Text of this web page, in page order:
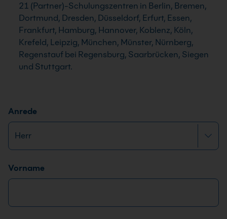
21 (Partner)-Schulungszentren in Berlin, Bremen,
Dortmund, Dresden, Düsseldorf, Erfurt, Essen,
Frankfurt, Hamburg, Hannover, Koblenz, Köln,
Krefeld, Leipzig, München, Münster, Nürnberg,
Regenstauf bei Regensburg, Saarbrücken, Siegen
und Stuttgart.
Anrede
Name*
Vorname